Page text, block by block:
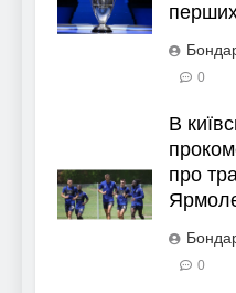
0
В
про
0